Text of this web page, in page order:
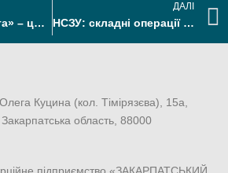
«Кабінет пацієнта» – цифрова платформа для управління персональними даними в електронній системі охорони здоров’я
ДАЛІ
НСЗУ: складні операції на серці у 2026 році – нові підходи до оплати та концентрації допомоги
Куцина (кол. Тімірязєва), 15а,
область, 88000
підприємство «ЗАКАРПАТСЬКИЙ